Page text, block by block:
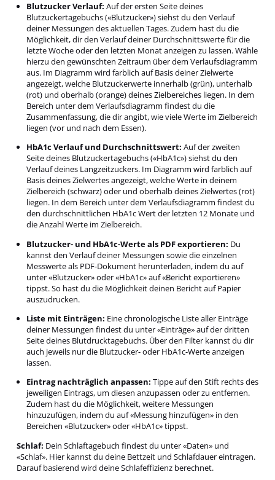
Blutzucker Verlauf: Auf der ersten Seite deines
Blutzuckertagebuchs («Blutzucker») siehst du den Verlauf
deiner Messungen des aktuellen Tages. Zudem hast du die
Möglichkeit, dir den Verlauf deiner Durchschnittswerte für die
letzte Woche oder den letzten Monat anzeigen zu lassen. Wähle
hierzu den gewünschten Zeitraum über dem Verlaufsdiagramm
aus. Im Diagramm wird farblich auf Basis deiner Zielwerte
angezeigt, welche Blutzuckerwerte innerhalb (grün), unterhalb
(rot) und oberhalb (orange) deines Zielbereiches liegen. In dem
Bereich unter dem Verlaufsdiagramm findest du die
Zusammenfassung, die dir angibt, wie viele Werte im Zielbereich
liegen (vor und nach dem Essen).
HbA1c Verlauf und Durchschnittswert: Auf der zweiten
Seite deines Blutzuckertagebuchs («HbA1c») siehst du den
Verlauf deines Langzeitzuckers. Im Diagramm wird farblich auf
Basis deines Zielwertes angezeigt, welche Werte in deinem
Zielbereich (schwarz) oder und oberhalb deines Zielwertes (rot)
liegen. In dem Bereich unter dem Verlaufsdiagramm findest du
den durchschnittlichen HbA1c Wert der letzten 12 Monate und
die Anzahl Werte im Zielbereich.
Blutzucker- und HbA1c-Werte als PDF exportieren: Du
kannst den Verlauf deiner Messungen sowie die einzelnen
Messwerte als PDF-Dokument herunterladen, indem du auf
unter «Blutzucker» oder «HbA1c» auf «Bericht exportieren»
tippst. So hast du die Möglichkeit deinen Bericht auf Papier
auszudrucken.
Liste mit Einträgen: Eine chronologische Liste aller Einträge
deiner Messungen findest du unter «Einträge» auf der dritten
Seite deines Blutdrucktagebuchs. Über den Filter kannst du dir
auch jeweils nur die Blutzucker- oder HbA1c-Werte anzeigen
lassen.
Eintrag nachträglich anpassen: Tippe auf den Stift rechts des
jeweiligen Eintrags, um diesen anzupassen oder zu entfernen.
Zudem hast du die Möglichkeit, weitere Messungen
hinzuzufügen, indem du auf «Messung hinzufügen» in den
Bereichen «Blutzucker» oder «HbA1c» tippst.
Schlaf: Dein Schlaftagebuch findest du unter «Daten» und
«Schlaf». Hier kannst du deine Bettzeit und Schlafdauer eintragen.
Darauf basierend wird deine Schlafeffizienz berechnet.